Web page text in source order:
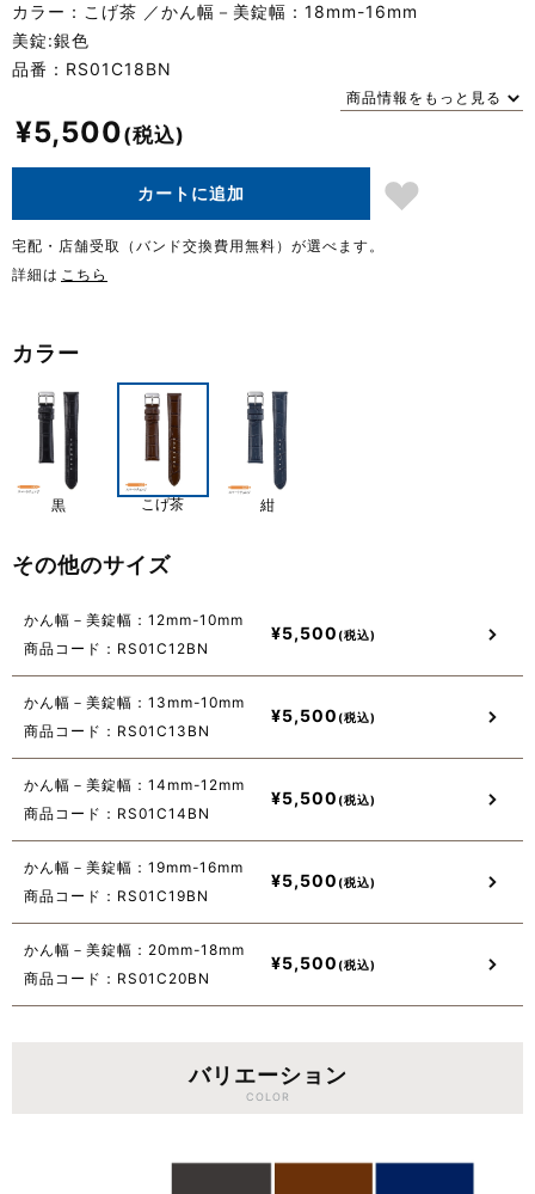
カラー：こげ茶
かん幅－美錠幅：18mm-16mm
美錠:銀色
品番： RS01C18BN
商品情報をもっと見る
¥5,500
カートに追加
宅配・店舗受取（バンド交換費用無料）が選べます。
詳細は こちら
カラー
黒 こげ茶 紺
その他のサイズ
かん幅－美錠幅：12mm-10mm
商品コード：RS01C12BN
¥5,500
かん幅－美錠幅：13mm-10mm
商品コード：RS01C13BN
¥5,500
かん幅－美錠幅：14mm-12mm
商品コード：RS01C14BN
¥5,500
かん幅－美錠幅：19mm-16mm
商品コード：RS01C19BN
¥5,500
かん幅－美錠幅：20mm-18mm
商品コード：RS01C20BN
¥5,500
バリエーション
COLOR